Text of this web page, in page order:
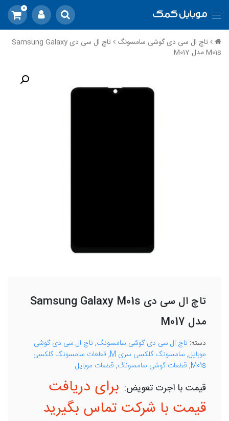
0
تاچ ال سی دی گوشی سامسونگ
تاچ ال سی دی Samsung Galaxy
M01s مدل M017
تاچ ال سی دی Samsung Galaxy M01s
مدل M017
دسته: تاچ ال سی دی گوشی سامسونگ, تاچ ال سی دی گوشی
موبایل, سامسونگ گلکسی سری M , قطعات سامسونگ گلکسی
M01s
, قطعات گوشی سامسونگ, قطعات موبایل
برای دریافت
قیمت با شرکت تماس بگیرید